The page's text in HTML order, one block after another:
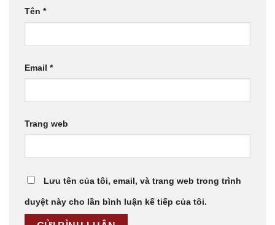
Tên *
Email *
Trang web
Lưu tên của tôi, email, và trang web trong trình
duyệt này cho lần bình luận kế tiếp của tôi.